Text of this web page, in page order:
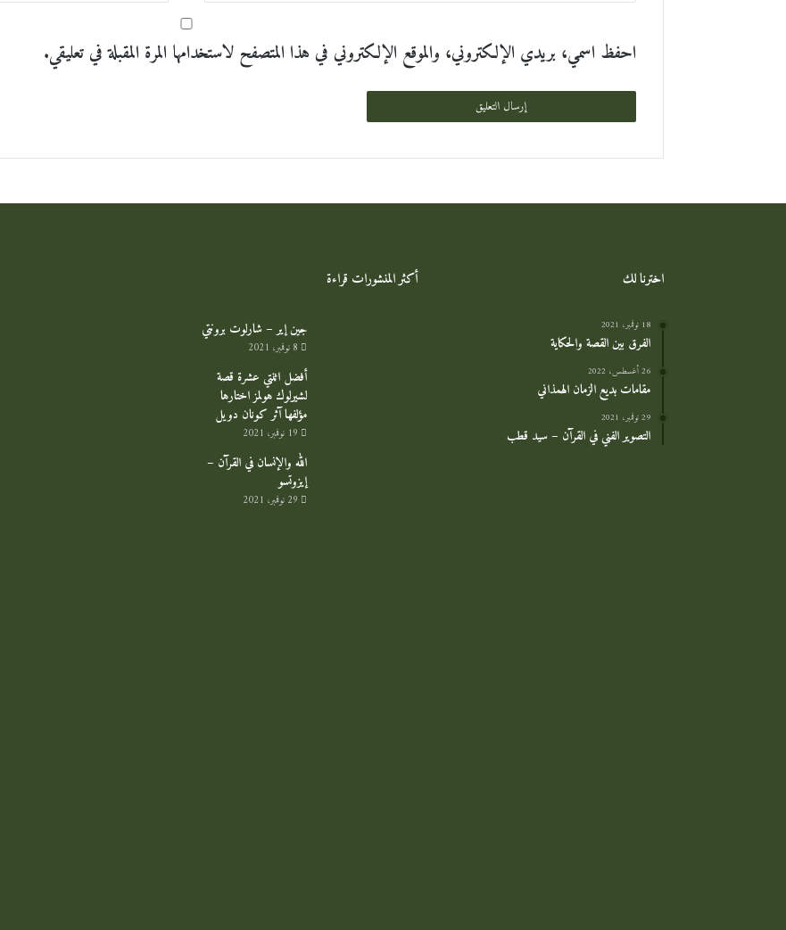
احفظ اسمي، بريدي الإلكتروني، والموقع الإلكتروني في هذا المتصفح لاستخدامها المرة المقبلة في تعليقي.
اخترنا لك
18 نوفمبر، 2021
الفرق بين القصة والحكاية
26 أغسطس، 2022
مقامات بديع الزمان الهمذاني
29 نوفمبر، 2021
التصوير الفني في القرآن – سيد قطب
أكثر المنشورات قراءة
جين إير – شارلوت برونتي
8 نوفمبر، 2021
أفضل اثنتي عشرة قصة
لشيرلوك هولمز اختارها
مؤلفها آثر كونان دويل
19 نوفمبر، 2021
الله والإنسان في القرآن –
إيزوتسو
29 نوفمبر، 2021